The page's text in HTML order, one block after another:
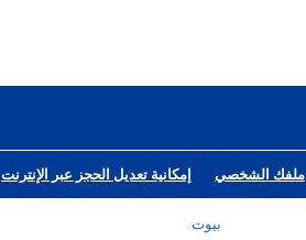
ملفك الشخصي إمكانية تعديل الحجز عبر الإنترنت
بيوت